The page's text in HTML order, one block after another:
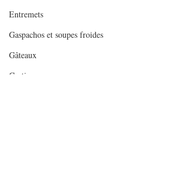
Entremets
Gaspachos et soupes froides
Gâteaux
Gratins